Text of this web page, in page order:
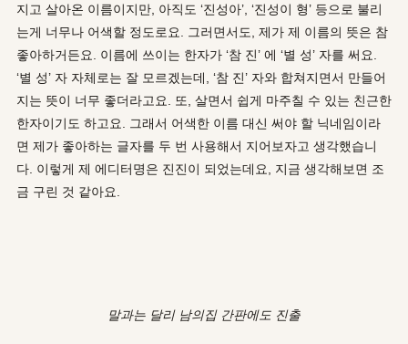
지고 살아온 이름이지만, 아직도 ‘진성아’, ‘진성이 형’ 등으로 불리
는게 너무나 어색할 정도로요. 그러면서도, 제가 제 이름의 뜻은 참
좋아하거든요. 이름에 쓰이는 한자가 ‘참 진’ 에 ‘별 성’ 자를 써요.
‘별 성’ 자 자체로는 잘 모르겠는데, ‘참 진’ 자와 합쳐지면서 만들어
지는 뜻이 너무 좋더라고요. 또, 살면서 쉽게 마주칠 수 있는 친근한
한자이기도 하고요. 그래서 어색한 이름 대신 써야 할 닉네임이라
면 제가 좋아하는 글자를 두 번 사용해서 지어보자고 생각했습니
다. 이렇게 제 에디터명은 진진이 되었는데요, 지금 생각해보면 조
금 구린 것 같아요.
말과는 달리 남의집 간판에도 진출